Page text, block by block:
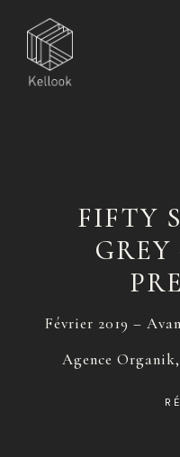
FIFTY
Février 2019 –
Agence